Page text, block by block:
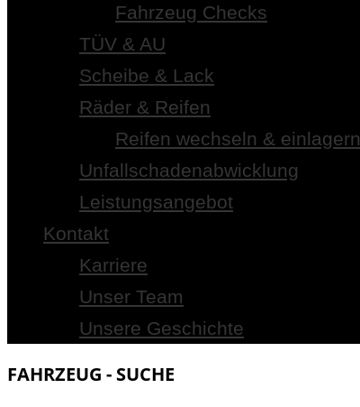
Fahrzeug Checks
TÜV & AU
Scheibe & Lack
Räder & Reifen
Reifen wechseln & einlagern
Unfallschadenabwicklung
Leistungsangebot
Kontakt
Karriere
Unser Team
Unsere Geschichte
FAHRZEUG - SUCHE